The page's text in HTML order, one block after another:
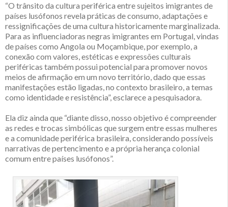
“O trânsito da cultura periférica entre sujeitos imigrantes de
países lusófonos revela práticas de consumo, adaptações e
ressignificações de uma cultura historicamente marginalizada.
Para as influenciadoras negras imigrantes em Portugal, vindas
de países como Angola ou Moçambique, por exemplo, a
conexão com valores, estéticas e expressões culturais
periféricas também possui potencial para promover novos
meios de afirmação em um novo território, dado que essas
manifestações estão ligadas, no contexto brasileiro, a temas
como identidade e resistência”, esclarece a pesquisadora.
Ela diz ainda que “diante disso, nosso objetivo é compreender
as redes e trocas simbólicas que surgem entre essas mulheres
e a comunidade periférica brasileira, considerando possíveis
narrativas de pertencimento e a própria herança colonial
comum entre países lusófonos”.